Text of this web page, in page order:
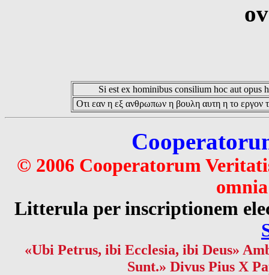
Si est ex hominibus consilium hoc aut opus
Οτι εαν η εξ ανθρωπων η βουλη αυτη η το εργον
© 2006 Cooperatorum
Litterula per inscriptionem
«Ubi Petrus, ibi Ecclesia, ibi Deus»
Sunt.» Divus Pius X